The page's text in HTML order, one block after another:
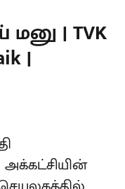
மனு | TVK
|